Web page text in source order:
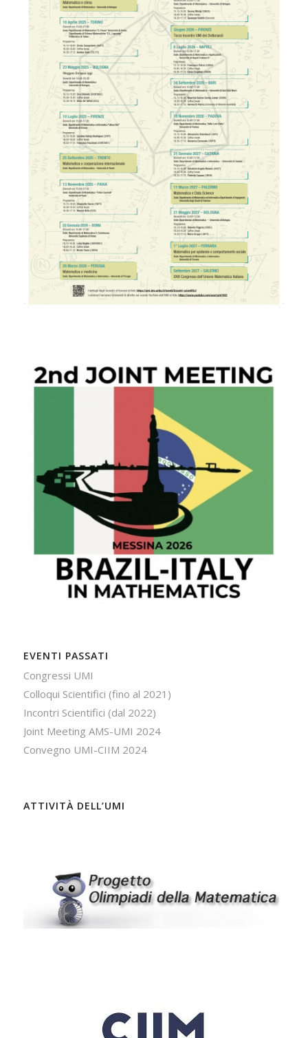
EVENTI PASSATI
Congressi UMI
Colloqui Scientifici (fino al 2021)
Incontri Scientifici (dal 2022)
Joint Meeting AMS-UMI 2024
Convegno UMI-CIIM 2024
ATTIVITÀ DELL’UMI